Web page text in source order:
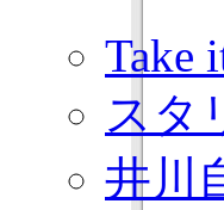
Take
スタ
井川